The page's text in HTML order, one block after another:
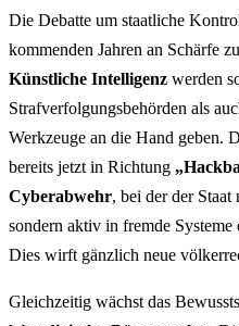
Die Debatte um staatliche
kommenden Jahren an Schärfe
Künstliche Intelligenz werden
Strafverfolgungsbehörden als
Werkzeuge an die Hand geben.
bereits jetzt in Richtung
Cyberabwehr, bei der der Staat
sondern aktiv in fremde
Dies wirft gänzlich neue
Gleichzeitig wächst das